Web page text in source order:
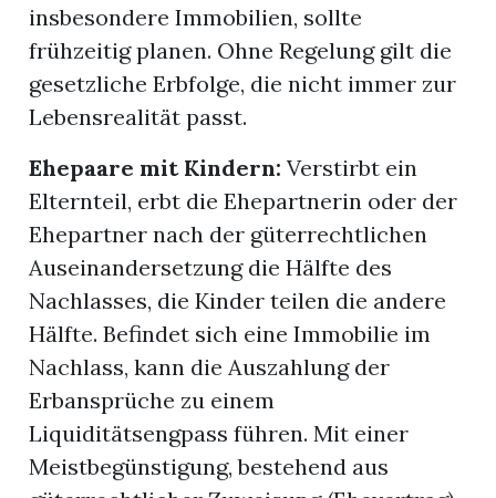
insbesondere Immobilien, sollte
frühzeitig planen. Ohne Regelung gilt die
gesetzliche Erbfolge, die nicht immer zur
Lebensrealität passt.
Ehepaare mit Kindern: Verstirbt ein
Elternteil, erbt die Ehepartnerin oder der
Ehepartner nach der güterrechtlichen
Auseinandersetzung die Hälfte des
Nachlasses, die Kinder teilen die andere
Hälfte. Befindet sich eine Immobilie im
Nachlass, kann die Auszahlung der
Erbansprüche zu einem
Liquiditätsengpass führen. Mit einer
Meistbegünstigung, bestehend aus